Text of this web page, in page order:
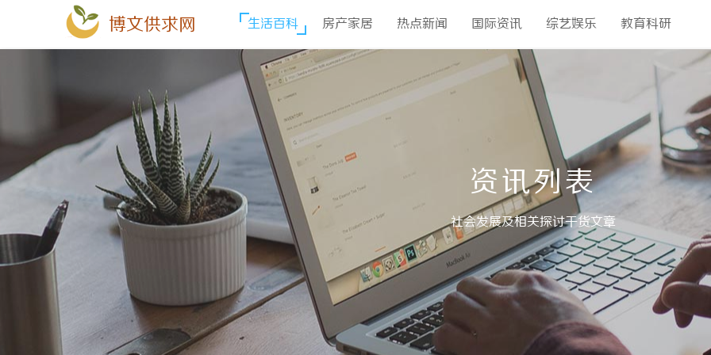
博文供求网 生活百科 房产家居 热点新闻 国际资讯 综艺娱乐 教育科研
资讯列表
社会发展及相关探讨干货文章